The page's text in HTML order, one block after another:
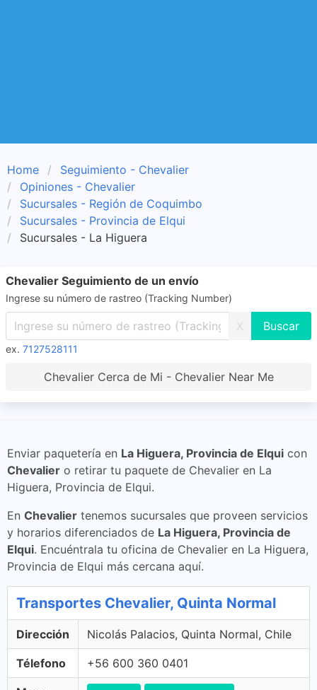
Home
Seguimiento - Chevalier
Opiniones - Chevalier
Sucursales - Región de Coquimbo
Sucursales - Provincia de Elqui
Sucursales - La Higuera
Chevalier Seguimiento de un envío
Ingrese su número de rastreo (Tracking Number)
X
ex. 7127528111
Chevalier Cerca de Mi - Chevalier Near Me
Enviar paquetería en La Higuera, Provincia de Elqui con
Chevalier o retirar tu paquete de Chevalier en La
Higuera, Provincia de Elqui.
En Chevalier tenemos sucursales que proveen servicios
y horarios diferenciados de La Higuera, Provincia de
Elqui. Encuéntrala tu oficina de Chevalier en La Higuera,
Provincia de Elqui más cercana aquí.
Transportes Chevalier, Quinta Normal
Dirección Nicolás Palacios, Quinta Normal, Chile
Télefono +56 600 360 0401